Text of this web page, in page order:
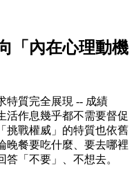
「內在心理動機
特質完全展現 -- 成績
活作息幾乎都不需要督促
挑戰權威」的特質也依舊
晚餐要吃什麼、要去哪裡
「不要」、不想去。